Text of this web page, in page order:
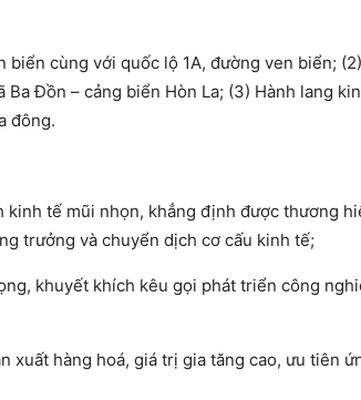
biển cùng với quốc lộ 1A, đường ven biển;
Đồn – cảng biển Hòn La; (3) Hành lang
đông.
tế mũi nhọn, khẳng định được thương
trưởng và chuyển dịch cơ cấu kinh tế;
khuyết khích kêu gọi phát triển công
hàng hoá, giá trị gia tăng cao, ưu tiên